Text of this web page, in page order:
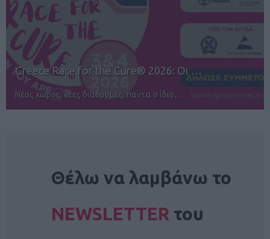
12ος TUI Rhodes Marathon: Άνοιγμα ε…
Αγώνες για όλους στην Ρόδο
Θέλω να λαμβάνω το
NEWSLETTER του